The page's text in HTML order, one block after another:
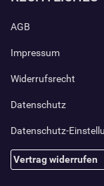
AGB
Impressum
Widerrufsrecht
Datenschutz
Datenschutz-
Vertrag widerrufen